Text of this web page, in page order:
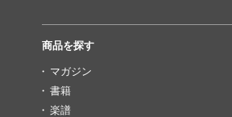
商品を探す
マガジン
書籍
楽譜